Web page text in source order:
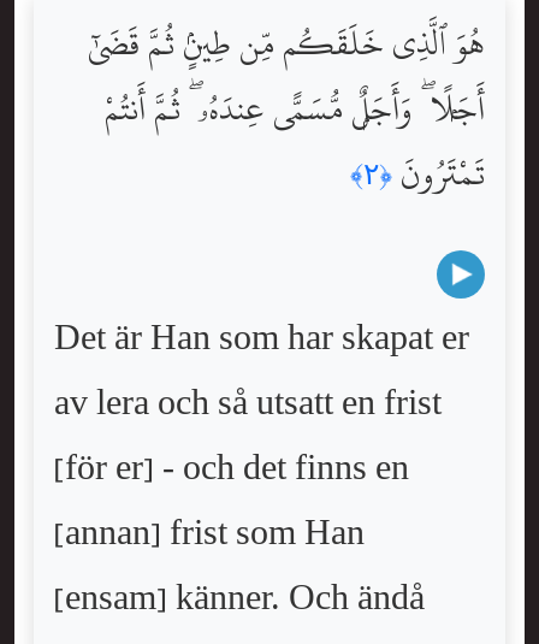
هُوَ ٱلَّذِى خَلَقَكُم مِّن طِينٍۢ ثُمَّ قَضَىٰٓ
أَجَلًۭا ۖ وَأَجَلٌۭ مُّسَمًّى عِندَهُۥ ۖ ثُمَّ أَنتُمْ
تَمْتَرُونَ ﴿٢﴾
Det är Han som har skapat er
av lera och så utsatt en frist
[för er] - och det finns en
[annan] frist som Han
[ensam] känner. Och ändå